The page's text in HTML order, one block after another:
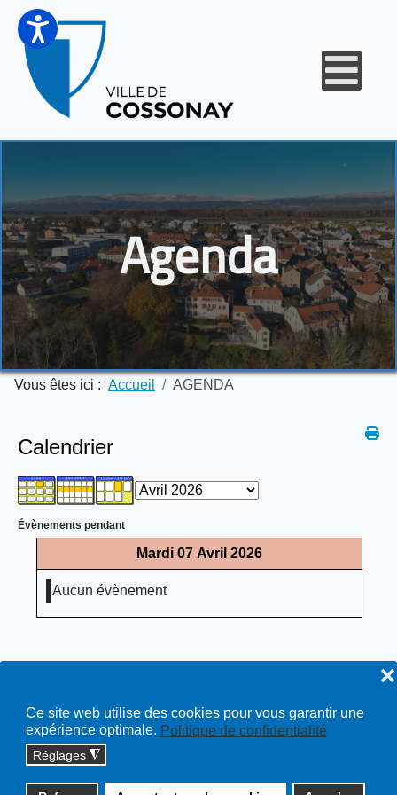
Ce site web utilise des cookies pour vous garantir une
expérience optimale. Politique de confidentialité
Réglages ◮
❌
Agenda
Vous êtes ici : Accueil AGENDA
Calendrier
Évènements pendant
Mardi 07 Avril 2026
Aucun évènement
Copyright © 2026 cossonay.ch - tous droits réservés | site :